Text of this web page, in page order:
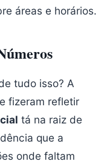
áreas e horários.
tudo isso? A
fizeram refletir
tá na raiz de
que a
onde faltam